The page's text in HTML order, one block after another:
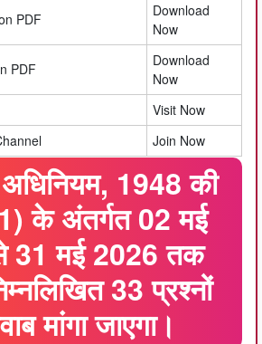
PDF
Download
Now
PDF
Download
Now
Visit Now
Join Now
1948 की
के अंतर्गत 02 मई
31 मई 2026 तक
33 प्रश्नों
मांगा जाएगा।